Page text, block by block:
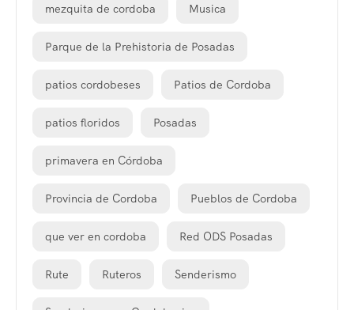
mezquita de cordoba Musica
Parque de la Prehistoria de Posadas
patios cordobeses Patios de Cordoba
patios floridos Posadas
primavera en Córdoba
Provincia de Cordoba Pueblos de Cordoba
que ver en cordoba Red ODS Posadas
Rute Ruteros Senderismo